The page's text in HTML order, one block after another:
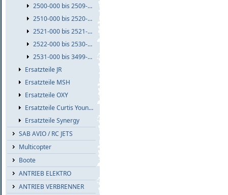
2500-000 bis 2509-999
2510-000 bis 2520-999
2521-000 bis 2521-999
2522-000 bis 2530-999
2531-000 bis 3499-999
Ersatzteile JR
Ersatzteile MSH
Ersatzteile OXY
Ersatzteile Curtis Youngblood
Ersatzteile Synergy
SAB AVIO / RC JETS
Multicopter
Boote
ANTRIEB ELEKTRO
ANTRIEB VERBRENNER